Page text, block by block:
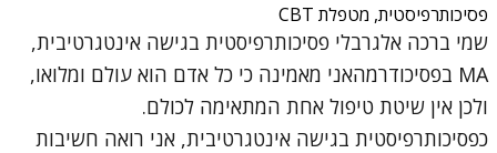
פסיכותרפיסטית, מטפלת CBT
שמי ברכה אלגרבלי פסיכותרפיסטית בגישה אינטגרטיבית,
MA בפסיכודרמהאני מאמינה כי כל אדם הוא עולם ומלואו,
ולכן אין שיטת טיפול אחת המתאימה לכולם.
כפסיכותרפיסטית בגישה אינטגרטיבית, אני רואה חשיבות